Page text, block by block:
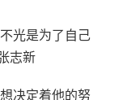
光是为了自己
志新
决定着他的努